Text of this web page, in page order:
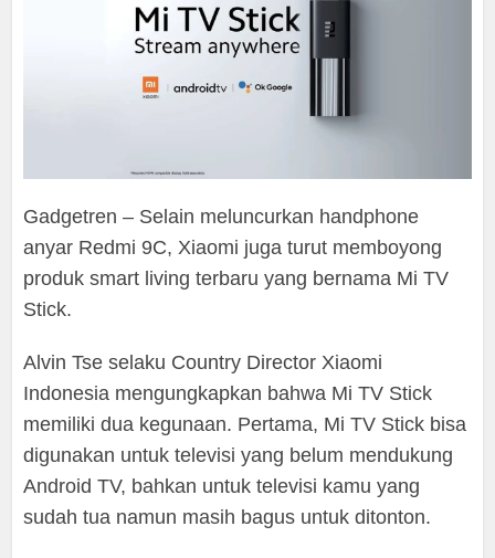
Gadgetren – Selain meluncurkan handphone
anyar Redmi 9C, Xiaomi juga turut memboyong
produk smart living terbaru yang bernama Mi TV
Stick.
Alvin Tse selaku Country Director Xiaomi
Indonesia mengungkapkan bahwa Mi TV Stick
memiliki dua kegunaan. Pertama, Mi TV Stick bisa
digunakan untuk televisi yang belum mendukung
Android TV, bahkan untuk televisi kamu yang
sudah tua namun masih bagus untuk ditonton.